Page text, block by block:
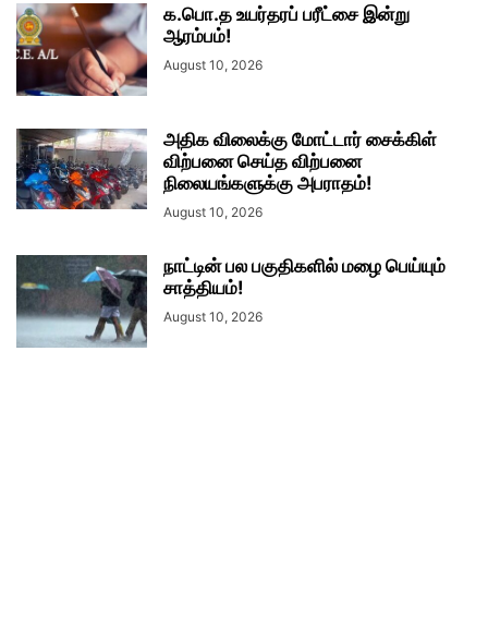
க.பொ.த உயர்தரப் பரீட்சை இன்று
ஆரம்பம்!
August 10, 2026
அதிக விலைக்கு மோட்டார் சைக்கிள்
விற்பனை செய்த விற்பனை
நிலையங்களுக்கு அபராதம்!
August 10, 2026
நாட்டின் பல பகுதிகளில் மழை பெய்யும்
சாத்தியம்!
August 10, 2026